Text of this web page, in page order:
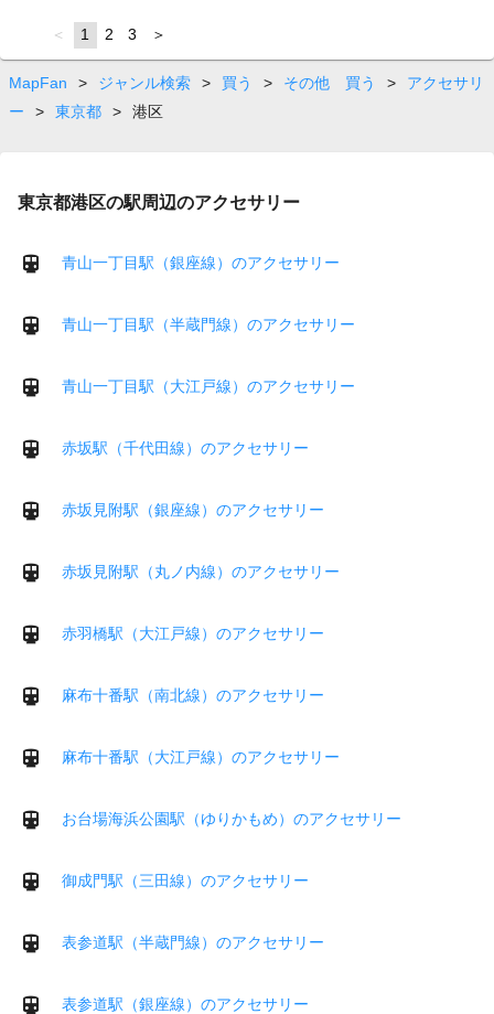
page
You're
on
page
1 page
2 page
3 page
MapFan > ジャンル検索 > 買う > その他 買う >
アクセサリ
ー
> 東京都 > 港区
東京都港区の駅周辺のアクセサリー
青山一丁目駅（銀座線）のアクセサリー
青山一丁目駅（半蔵門線）のアクセサリー
青山一丁目駅（大江戸線）のアクセサリー
赤坂駅（千代田線）のアクセサリー
赤坂見附駅（銀座線）のアクセサリー
赤坂見附駅（丸ノ内線）のアクセサリー
赤羽橋駅（大江戸線）のアクセサリー
麻布十番駅（南北線）のアクセサリー
麻布十番駅（大江戸線）のアクセサリー
お台場海浜公園駅（ゆりかもめ）のアクセサリー
御成門駅（三田線）のアクセサリー
表参道駅（半蔵門線）のアクセサリー
表参道駅（銀座線）のアクセサリー